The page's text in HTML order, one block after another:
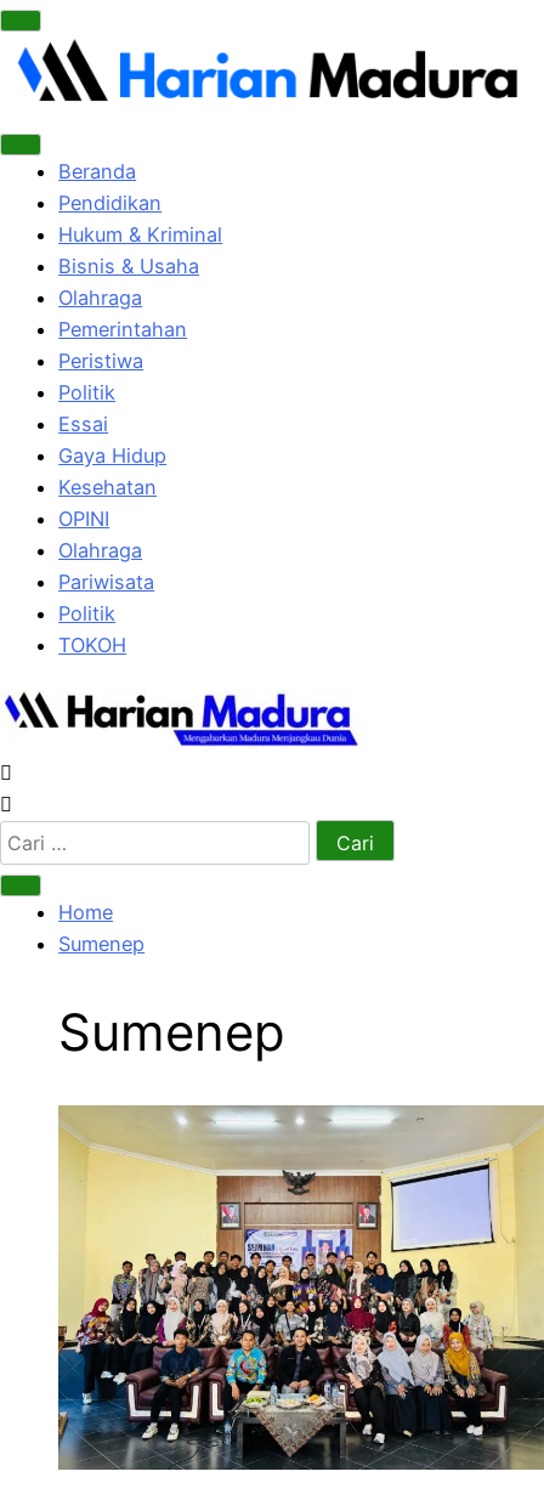
Beranda
Pendidikan
Hukum & Kriminal
Bisnis & Usaha
Olahraga
Pemerintahan
Peristiwa
Politik
Essai
Gaya Hidup
Kesehatan
OPINI
Olahraga
Pariwisata
Politik
TOKOH
Cari
untuk:
Home
Sumenep
Sumenep